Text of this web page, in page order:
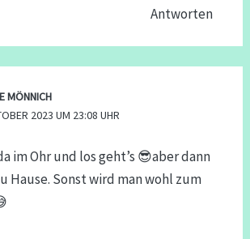
Antworten
MÖNNICH
2023 UM 23:08 UHR
im Ohr und los geht’s 😎aber dann
Hause. Sonst wird man wohl zum